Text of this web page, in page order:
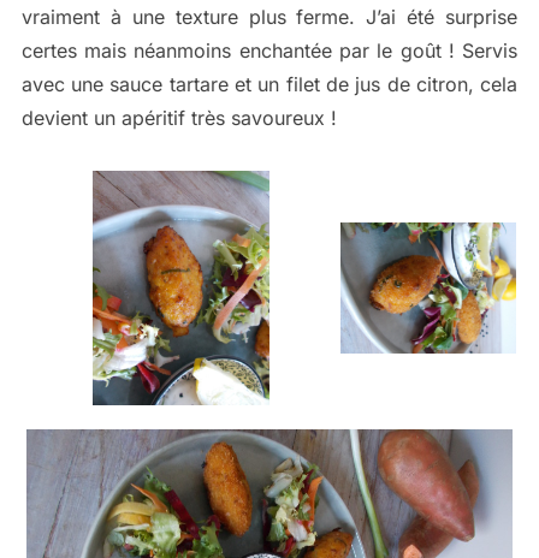
vraiment à une texture plus ferme. J’ai été surprise
certes mais néanmoins enchantée par le goût ! Servis
avec une sauce tartare et un filet de jus de citron, cela
devient un apéritif très savoureux !